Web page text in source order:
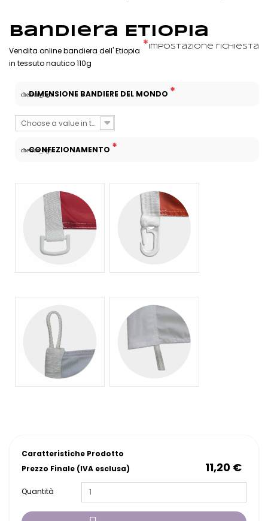
Bandiera Etiopia
* Impostazione richiesta
Vendita online bandiera dell' Etiopia
in tessuto nautico 110g
chevron_right
DIMENSIONE BANDIERE DEL MONDO *
Choose a value in the list
chevron_right
CONFEZIONAMENTO *
Caratteristiche Prodotto
Prezzo Finale (IVA esclusa)
11,20 €
Quantità